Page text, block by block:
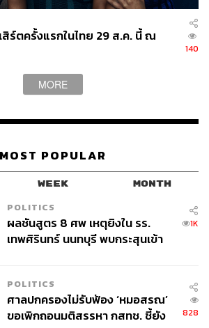
หารอิตาเลียน แต่ที่ Il Fumo ไปไกลกว่า
เศษ เชฟไม่รอช้าที่จะนำเสนอดินเนอร์
วใจ Foodies ได้ร่วมเดินบนเส้นทาง
ด้ลิ้มลองพร้อมไวน์แพริ่งจากซอมเมอลิ
สิร์ตครั้งแรกในไทย 29 ส.ค. นี้ ณ
140
MORE
MOST POPULAR
WEEK MONTH
POLITICS
ผลชันสูตร 8 ศพ เหตุยิงใน รร.
เทพศิรินทร์ นนทบุรี พบกระสุนเข้า
1K
POLITICS
ศาลปกครองไม่รับฟ้อง ‘หมอสรณ’
ขอเพิกถอนมติสรรหา กสทช. ชี้ยัง
828